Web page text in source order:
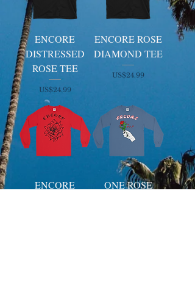
ENCORE
DISTRESSED
ROSE TEE
ราคา
US$24.99
ENCORE ROSE
DIAMOND TEE
ราคา
US$24.99
ENCORE
ONE ROSE